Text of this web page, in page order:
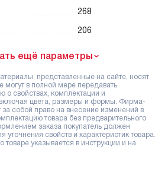
268
206
ещё параметры
представленные на сайте, носят
могут в полной мере передавать
свойствах, комплектации и
включая цвета, размеры и формы. Фирма-
за собой право на внесение изменений в
товара без предварительного
заказа покупатель должен
уточнения свойств и характеристик товара.
указывается в инструкции и на